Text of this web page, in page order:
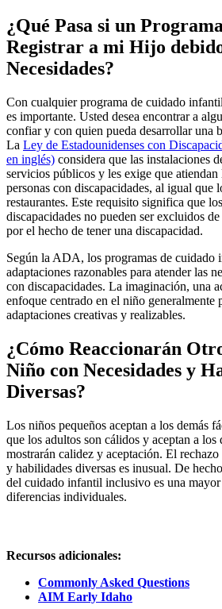
¿Qué Pasa si un
Registrar a mi Hijo
Necesidades?
Con cualquier programa de cuidado
es importante. Usted desea encontrar a
confiar y con quien pueda desarrollar una
La Ley de Estadounidenses con
en inglés) considera que las instalaciones
servicios públicos y les exige que atiendan
personas con discapacidades, al igual que
restaurantes. Este requisito significa que
discapacidades no pueden ser excluidos
por el hecho de tener una discapacidad.
Según la ADA, los programas de cuidado
adaptaciones razonables para atender las
con discapacidades. La imaginación, una
enfoque centrado en el niño generalmente
adaptaciones creativas y realizables.
¿Cómo Reaccionarán
Niño con Necesidades y
Diversas?
Los niños pequeños aceptan a los demás
que los adultos son cálidos y aceptan a los
mostrarán calidez y aceptación. El
y habilidades diversas es inusual. De
del cuidado infantil inclusivo es una
diferencias individuales.
Recursos adicionales:
Commonly Asked Questions
AIM Early Idaho